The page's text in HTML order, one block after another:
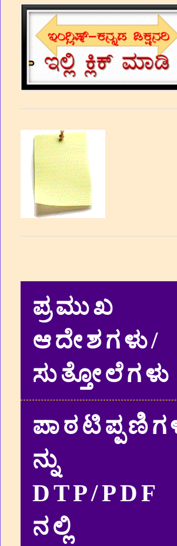
ಪ್ರಮುಖ
ಆದೇಶಗಳು/
ಸುತ್ತೋಲೆಗಳು
ನ್ನು
DTP/PDF
ನಲ್ಲಿ